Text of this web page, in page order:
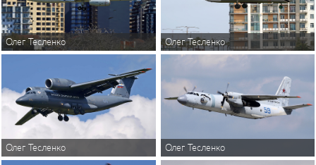
Олег Тесленко Олег Тесленко
Олег Тесленко Олег Тесленко